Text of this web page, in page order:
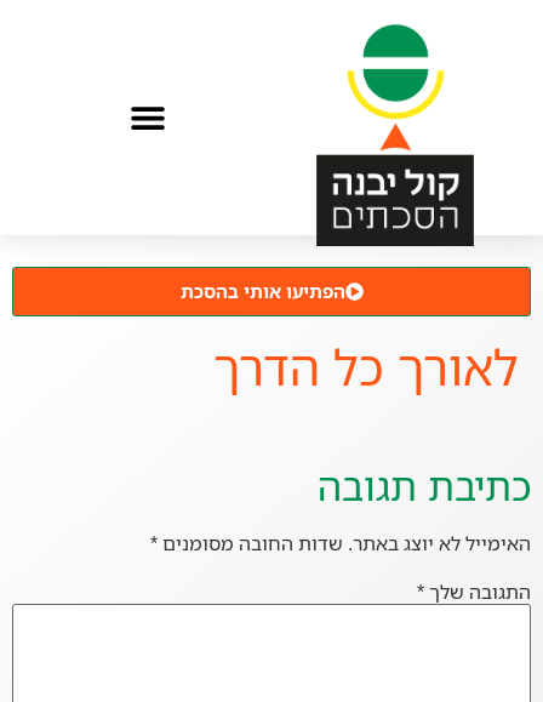
הפתיעו אותי בהסכת
לאורך כל הדרך
כתיבת תגובה
האימייל לא יוצג באתר. שדות החובה מסומנים*
התגובה שלך*